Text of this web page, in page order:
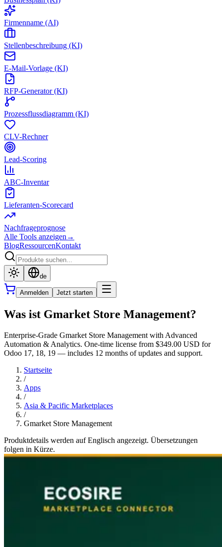
Firmenname (AI)
Stellenbeschreibung (KI)
E-Mail-Vorlage (KI)
RFP-Generator (KI)
Prozessflussdiagramm (KI)
CLV-Rechner
Lead-Scoring
ABC-Inventar
Lieferanten-Scorecard
Nachfrageprognose
Alle Tools anzeigen →
BlogRessourcenKontakt
de
Anmelden Jetzt starten
Was ist Gmarket Store Management?
Enterprise-Grade Gmarket Store Management with Advanced
Automation & Analytics. One-time license from $349.00 USD for
Odoo 17, 18, 19 — includes 12 months of updates and support.
Startseite
/
Apps
/
Asia & Pacific Marketplaces
/
Gmarket Store Management
Produktdetails werden auf Englisch angezeigt. Übersetzungen
folgen in Kürze.